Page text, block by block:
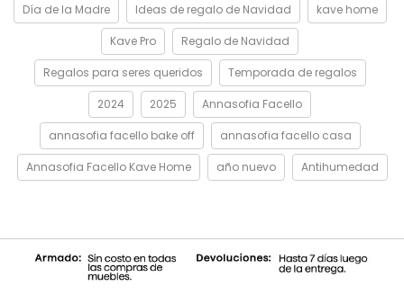
Día de la Madre Ideas de regalo de Navidad kave home
Kave Pro Regalo de Navidad
Regalos para seres queridos Temporada de regalos
2024 2025 Annasofia Facello
annasofia facello bake off annasofia facello casa
Annasofia Facello Kave Home año nuevo Antihumedad